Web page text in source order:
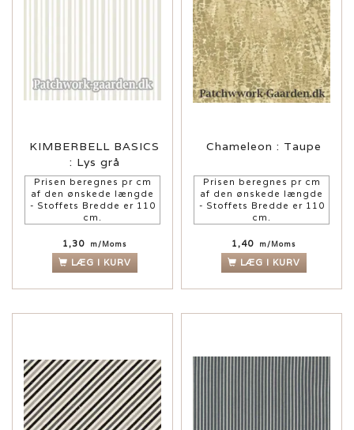
KIMBERBELL BASICS
: Lys grå
Prisen beregnes pr cm
af den ønskede længde
- Stoffets Bredde er 110
cm.
1,30 m/Moms
LÆG I KURV
Chameleon : Taupe
Prisen beregnes pr cm
af den ønskede længde
- Stoffets Bredde er 110
cm.
1,40 m/Moms
LÆG I KURV